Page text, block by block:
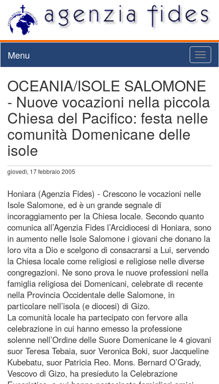
Menu
OCEANIA/ISOLE SALOMONE
- Nuove vocazioni nella piccola
Chiesa del Pacifico: festa nelle
comunità Domenicane delle
isole
giovedì, 17 febbraio 2005
Honiara (Agenzia Fides) - Crescono le vocazioni nelle
Isole Salomone, ed è un grande segnale di
incoraggiamento per la Chiesa locale. Secondo quanto
comunica all’Agenzia Fides l’Arcidiocesi di Honiara, sono
in aumento nelle Isole Salomone i giovani che donano la
loro vita a Dio e scelgono di consacrarsi a Lui, servendo
la Chiesa locale come religiosi e religiose nelle diverse
congregazioni. Ne sono prova le nuove professioni nella
famiglia religiosa dei Domenicani, celebrate di recente
nella Provincia Occidentale delle Salomone, in
particolare nell’isola (e diocesi) di Gizo.
La comunità locale ha partecipato con fervore alla
celebrazione in cui hanno emesso la professione
solenne nell’Ordine delle Suore Domenicane le 4 giovani
suor Teresa Tebaia, suor Veronica Boki, suor Jacqueline
Kubebatu, suor Patricia Reo. Mons. Bernard O’Grady,
Vescovo di Gizo, ha presieduto la Celebrazione